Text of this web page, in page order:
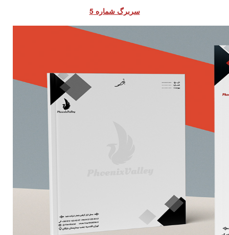
سربرگ شماره 5